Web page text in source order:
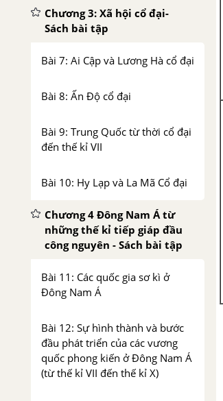
Chương 3: Xã hội cổ đại-
Sách bài tập
Bài 7: Ai Cập và Lương Hà cổ đại
Bài 8: Ấn Độ cổ đại
Bài 9: Trung Quốc từ thời cổ đại
đến thế kỉ VII
Bài 10: Hy Lạp và La Mã Cổ đại
Chương 4 Đông Nam Á từ
những thế kỉ tiếp giáp đầu
công nguyên - Sách bài tập
Bài 11: Các quốc gia sơ kì ở
Đông Nam Á
Bài 12: Sự hình thành và bước
đầu phát triển của các vương
quốc phong kiến ở Đông Nam Á
(từ thế kỉ VII đến thế kỉ X)